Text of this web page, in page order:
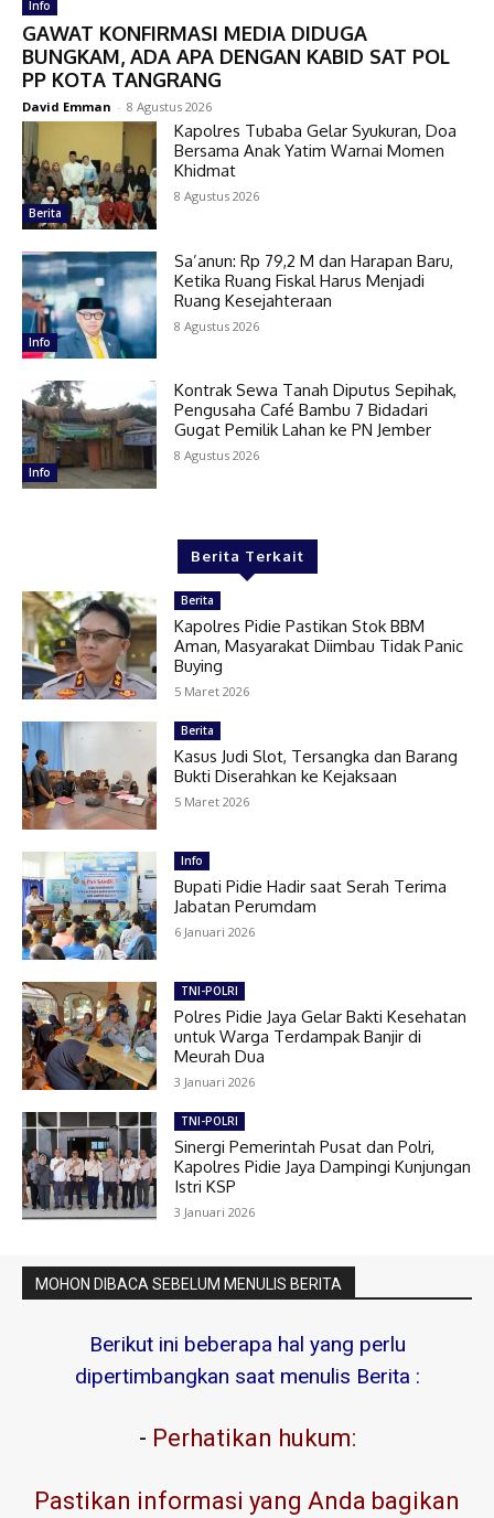
Info
GAWAT KONFIRMASI MEDIA DIDUGA
BUNGKAM, ADA APA DENGAN KABID SAT POL
PP KOTA TANGRANG
David Emman - 8 Agustus 2026
Berita
Kapolres Tubaba Gelar Syukuran, Doa
Bersama Anak Yatim Warnai Momen
Khidmat
8 Agustus 2026
Info
Sa’anun: Rp 79,2 M dan Harapan Baru,
Ketika Ruang Fiskal Harus Menjadi
Ruang Kesejahteraan
8 Agustus 2026
Info
Kontrak Sewa Tanah Diputus Sepihak,
Pengusaha Café Bambu 7 Bidadari
Gugat Pemilik Lahan ke PN Jember
8 Agustus 2026
Berita Terkait
Berita
Kapolres Pidie Pastikan Stok BBM
Aman, Masyarakat Diimbau Tidak Panic
Buying
5 Maret 2026
Berita
Kasus Judi Slot, Tersangka dan Barang
Bukti Diserahkan ke Kejaksaan
5 Maret 2026
Info
Bupati Pidie Hadir saat Serah Terima
Jabatan Perumdam
6 Januari 2026
TNI-POLRI
Polres Pidie Jaya Gelar Bakti Kesehatan
untuk Warga Terdampak Banjir di
Meurah Dua
3 Januari 2026
TNI-POLRI
Sinergi Pemerintah Pusat dan Polri,
Kapolres Pidie Jaya Dampingi Kunjungan
Istri KSP
3 Januari 2026
MOHON DIBACA SEBELUM MENULIS BERITA
Berikut ini beberapa hal yang perlu
dipertimbangkan saat menulis Berita :
- Perhatikan hukum:
Pastikan informasi yang Anda bagikan